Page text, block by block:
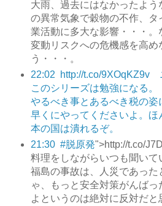
大雨、過去にはなかったよう
の異常気象で穀物の不作、タ
業活動に多大な影響・・・。
変動リスクへの危機感を高め
う・・・。
22:02
http://t.co/9XOqKZ9v
このシリーズは勉強になる。
やるべき事とあるべき税の姿
早くにやってくださいよ。ほ
本の国は潰れるぞ。
21:30 #脱原発">http://t.co/
料理をしながらいつも聞いて
福島の事故は、人災であった
ゃ、もっと安全対策がんば
よというのは絶対に反対だ